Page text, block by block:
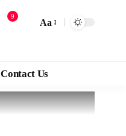
9
Aa
Contact Us